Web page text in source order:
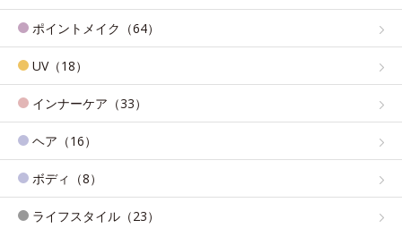
ポイントメイク（64）
UV（18）
インナーケア（33）
ヘア（16）
ボディ（8）
ライフスタイル（23）